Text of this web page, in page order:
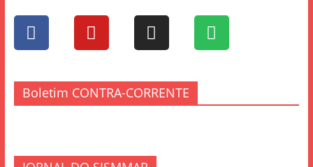
Boletim CONTRA-CORRENTE